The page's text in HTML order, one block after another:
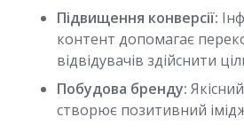
Підвищення конверсії:
контент допомагає
відвідувачів здійснити
Побудова бренду:
створює позитивний